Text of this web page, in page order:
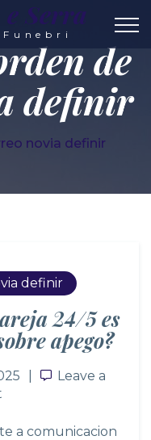
Serra
de
definir
novia definir
definir
24/5 es
apego?
Leave a
Leave a
a comunicacion